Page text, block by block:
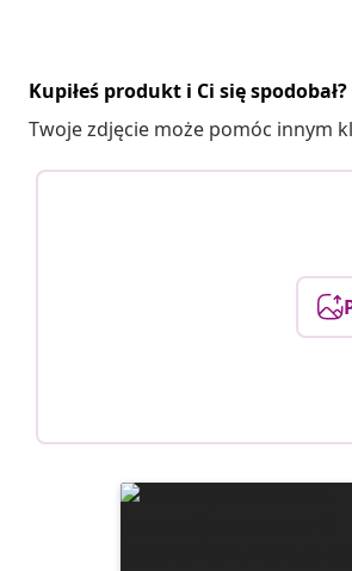
Kupiłeś produkt i Ci się
Twoje zdjęcie może pomóc innym